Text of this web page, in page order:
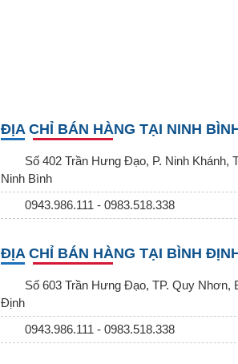
ĐỊA CHỈ BÁN HÀNG TẠI NINH
Số 402 Trần Hưng Đạo, P. Ninh Khánh,
Ninh Bình
0943.986.111 - 0983.518.338
ĐỊA CHỈ BÁN HÀNG TẠI BÌNH
Số 603 Trần Hưng Đạo, TP. Quy Nhơn,
Định
0943.986.111 - 0983.518.338